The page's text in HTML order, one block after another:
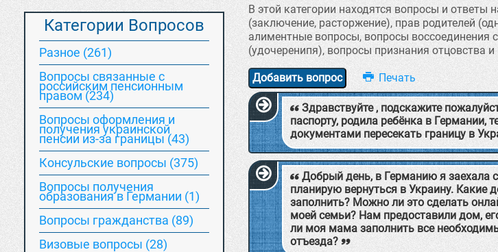
В этой категории находятся вопросы и ответы
(заключение, расторжение), прав родителей
алиментные вопросы, вопросы воссоединения
(удочеренипя), вопросы признания отцовства и
Добавить вопрос
Здравствуйте , подскажите
паспорту, родила ребёнка в Германии,
документами пересекать границу в
Добрый день, в Германию я заехала
планирую вернуться в Украину. Какие
заполнить? Можно ли это сделать
моей семьи? Нам предоставили дом,
ли моя мама заполнить все
отъезда?
Категории Вопросов
Разное (261)
Вопросы связанные с
российским пенсионным
правом (234)
Вопросы оформления и
получения украинской
пенсии из-за границы (43)
Консульские вопросы (375)
Вопросы получения
образования в Германии (1)
Вопросы гражданства (89)
Визовые вопросы (28)